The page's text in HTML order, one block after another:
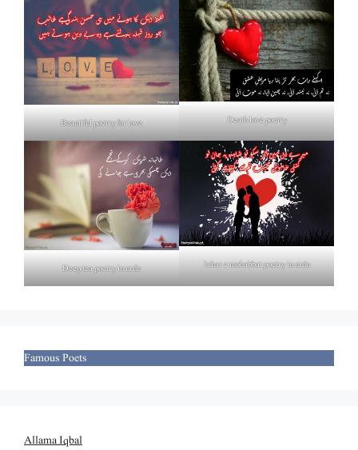
Beautiful poetry for love Death love poetry
Deep tea poetry in urdu Izhar e mohabbat poetry in urdu
Famous Poets
Allama Iqbal